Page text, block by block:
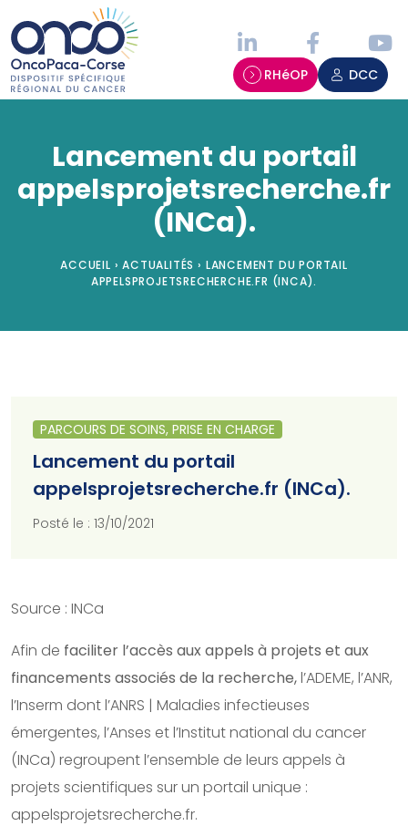
RHéOP DCC
Lancement du portail
appelsprojetsrecherche.fr
(INCa).
ACCUEIL › ACTUALITÉS › LANCEMENT DU PORTAIL
APPELSPROJETSRECHERCHE.FR (INCA).
PARCOURS DE SOINS, PRISE EN CHARGE
Lancement du portail
appelsprojetsrecherche.fr (INCa).
Posté le : 13/10/2021
Source : INCa
Afin de faciliter l’accès aux appels à projets et aux
financements associés de la recherche,l’ADEME, l’ANR,
l’Inserm dont l’ANRS | Maladies infectieuses
émergentes, l’Anses et l’Institut national du cancer
(INCa) regroupent l’ensemble de leurs appels à
projets scientifiques sur un portail unique :
appelsprojetsrecherche.fr.
Panneau de gestion des cookies